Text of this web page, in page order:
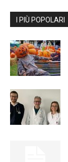
I PIÙ POPOLARI